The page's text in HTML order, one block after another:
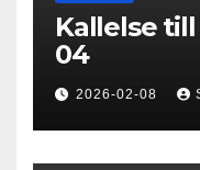
Kallelse
04
2026-02-08